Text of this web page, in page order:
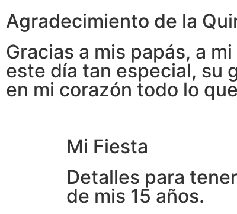
Agradecimiento de la
Gracias a mis papás, a
este día tan especial, su
en mi corazón todo lo
Mi Fiesta
Detalles para
de mis 15 años.